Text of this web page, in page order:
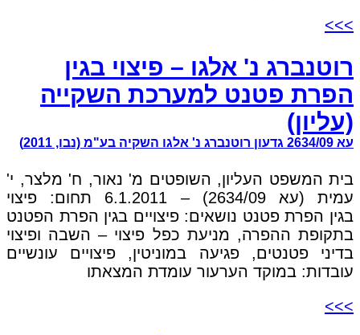
>>>
רוטנברג נ' אלגו – פיצוי בגין
הפרת פטנט למערכת השקייה
(עליון)
עא 2634/09 גדעון רוטנברג נ' אלגו השקיה בע"מ (נבו, 2011)
בית המשפט העליון, השופטים מ' נאור, ח' מלצר, י'
עמית (עא 2634/09) – 6.1.2011 תחום: פיצוי
בגין הפרת פטנט נושאים: פיצויים בגין הפרת הפטנט
בתקופת ההפרה, מניעת כפל פיצוי – השבה ופיצוי
בדיני פטנטים, פגיעה במוניטין, פיצויים עונשיים
עובדות: במוקד הערעור עומדת המצאתו
>>>